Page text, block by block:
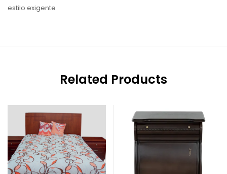
estilo exigente
Related Products